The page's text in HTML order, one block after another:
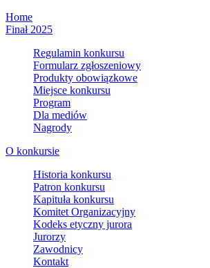
Home
Finał 2025
Regulamin konkursu
Formularz zgłoszeniowy
Produkty obowiązkowe
Miejsce konkursu
Program
Dla mediów
Nagrody
O konkursie
Historia konkursu
Patron konkursu
Kapituła konkursu
Komitet Organizacyjny
Kodeks etyczny jurora
Jurorzy
Zawodnicy
Kontakt